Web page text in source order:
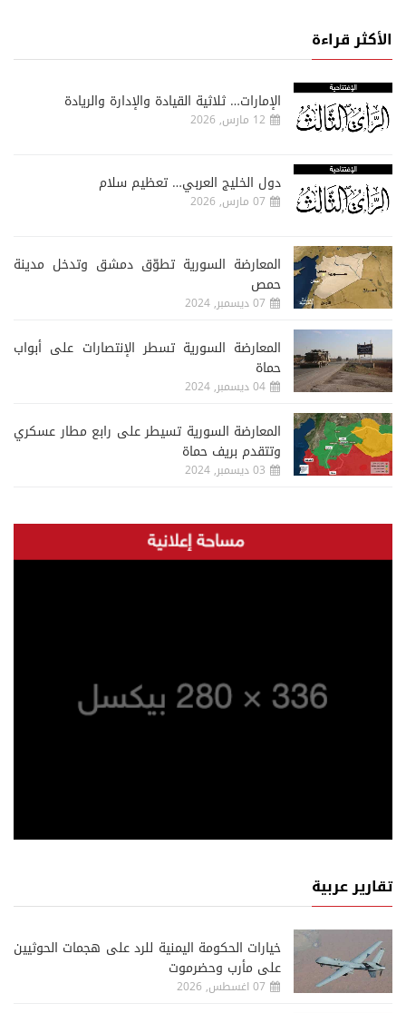
الأكثر قراءة
الإمارات… ثلاثية القيادة والإدارة والريادة
12 مارس, 2026
دول الخليج العربي… تعظيم سلام
07 مارس, 2026
المعارضة السورية تطوّق دمشق وتدخل مدينة
حمص
07 ديسمبر, 2024
المعارضة السورية تسطر الإنتصارات على أبواب
حماة
04 ديسمبر, 2024
المعارضة السورية تسيطر على رابع مطار عسكري
وتتقدم بريف حماة
03 ديسمبر, 2024
تقارير عربية
خيارات الحكومة اليمنية للرد على هجمات الحوثيين
على مأرب وحضرموت
07 اغسطس, 2026